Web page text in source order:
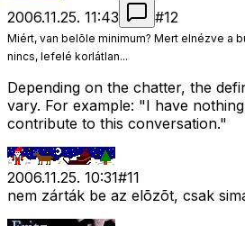
2006.11.25. 11:43
#12
Miért, van belõle minimum? Mert elnézve a
nincs, lefelé korlátlan...
Depending on the chatter, the
vary. For example: "I have
contribute to this conversation."
2006.11.25. 10:31#11
nem zárták be az elõzõt, csak